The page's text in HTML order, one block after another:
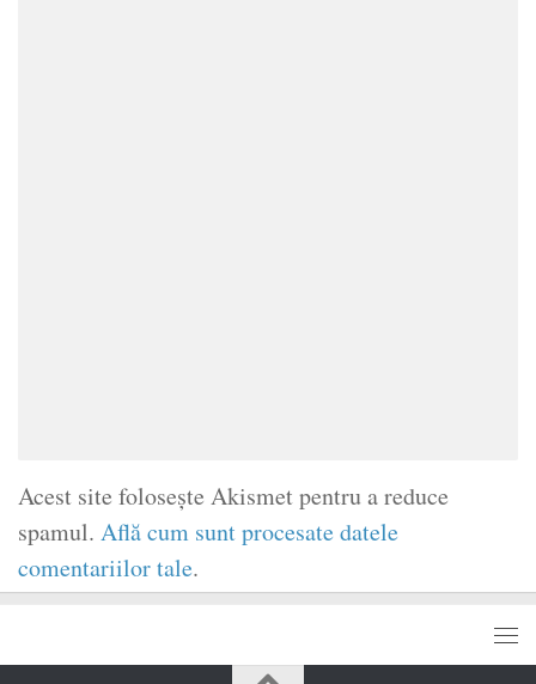
Acest site folosește Akismet pentru a reduce
spamul. Află cum sunt procesate datele
comentariilor tale.